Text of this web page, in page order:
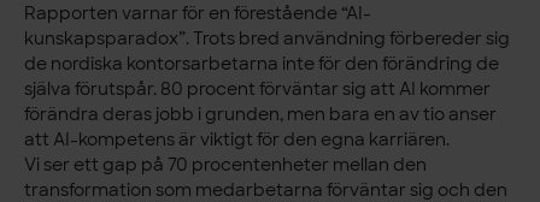
Rapporten varnar för en förestående “AI-
kunskapsparadox”. Trots bred användning förbereder sig
de nordiska kontorsarbetarna inte för den förändring de
själva förutspår. 80 procent förväntar sig att AI kommer
förändra deras jobb i grunden, men bara en av tio anser
att AI-kompetens är viktigt för den egna karriären.
Vi ser ett gap på 70 procentenheter mellan den
transformation som medarbetarna förväntar sig och den